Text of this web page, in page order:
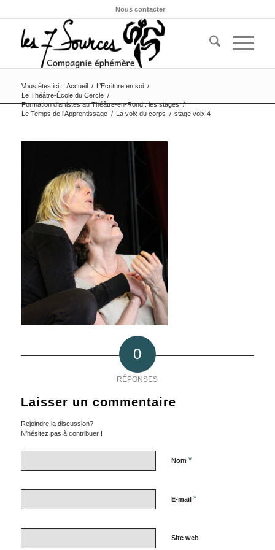
Nous contacter
Vous êtes ici : Accueil / L’Ecriture en soi /
Le Théâtre-École du Cercle /
Formation d’artistes au Théâtre-en-Rond : les stages /
Le Temps de l’Apprentissage / La voix du corps / stage voix 4
0
RÉPONSES
Laisser un commentaire
Rejoindre la discussion?
N’hésitez pas à contribuer !
Nom *
E-mail *
Site web